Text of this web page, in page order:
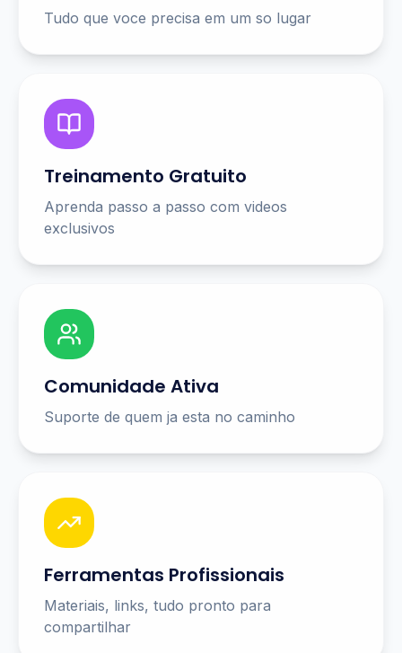
Tudo que voce precisa em um so lugar
Treinamento Gratuito
Aprenda passo a passo com videos
exclusivos
Comunidade Ativa
Suporte de quem ja esta no caminho
Ferramentas Profissionais
Materiais, links, tudo pronto para
compartilhar